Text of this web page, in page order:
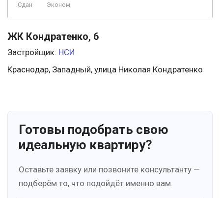
Сдан Эконом
ЖК Кондратенко, 6
Застройщик: НСИ
Краснодар, Западный, улица Николая Кондратенко
Готовы подобрать свою
идеальную квартиру?
Оставьте заявку или позвоните консультанту —
подберём то, что подойдёт именно вам.